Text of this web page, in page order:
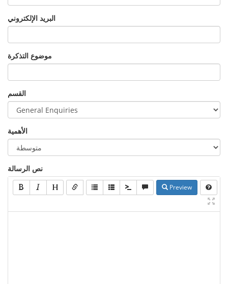
البريد الإلكتروني
موضوع التذكرة
القسم
الأهمية
نص الرسالة
Preview